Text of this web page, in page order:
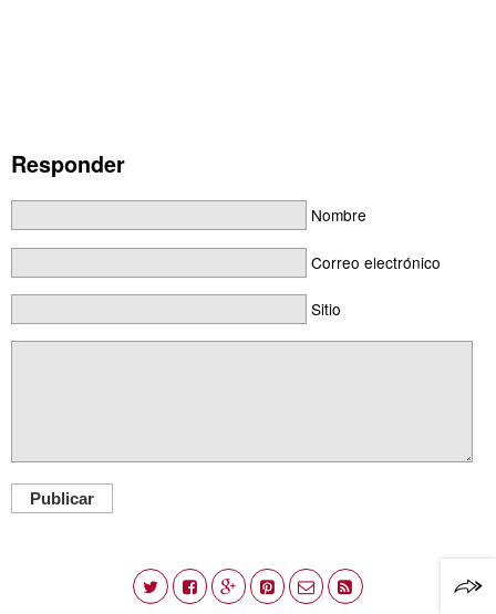
Responder
Nombre
Correo electrónico
Sitio
Publicar